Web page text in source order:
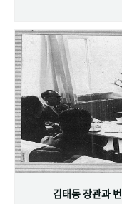
김태동 장관과